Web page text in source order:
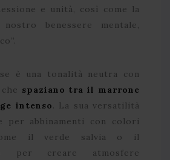
e unità, così come la
benessere mentale,
è una tonalità neutra con
spaziano tra il marrone
intenso. La sua versatilità
per abbinamenti con colori
il verde salvia o il
per creare atmosfere